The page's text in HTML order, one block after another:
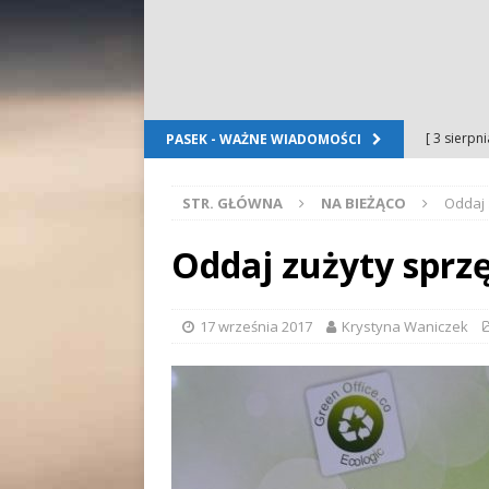
PASEK - WAŻNE WIADOMOŚCI [ 3
[ 2
[ 2
[ 5
STR. GŁÓWNA NA BIEŻĄCO Oddaj
Oddaj zużyty
17 września 2017 Krystyna Waniczek